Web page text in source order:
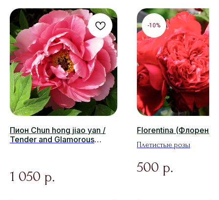
Пион Chun hong jiao yan /
Tender and Glamorous
1 050 р.
-10%
Florentina
Плетистые розы
500 р.